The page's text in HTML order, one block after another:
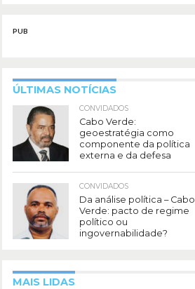
PUB
ÚLTIMAS NOTÍCIAS
CONVIDADOS
Cabo Verde:
geoestratégia como
componente da política
externa e da defesa
CONVIDADOS
Da análise política – Cabo
Verde: pacto de regime
político ou
ingovernabilidade?
MAIS LIDAS